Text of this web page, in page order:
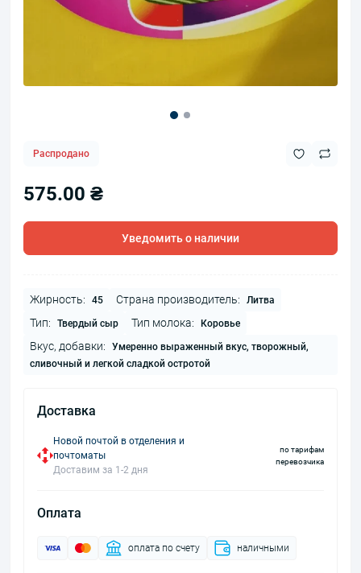
Распродано
575.00 ₴
Уведомить о наличии
Жирность: 45 Страна производитель: Литва
Тип: Твердый сыр Тип молока: Коровье
Вкус, добавки:
Умеренно выраженный вкус, творожный,
сливочный и легкой сладкой остротой
Доставка
Новой почтой в отделения и
почтоматы
Доставим за 1-2 дня
по тарифам
перевозчика
Оплата
оплата по счету наличными